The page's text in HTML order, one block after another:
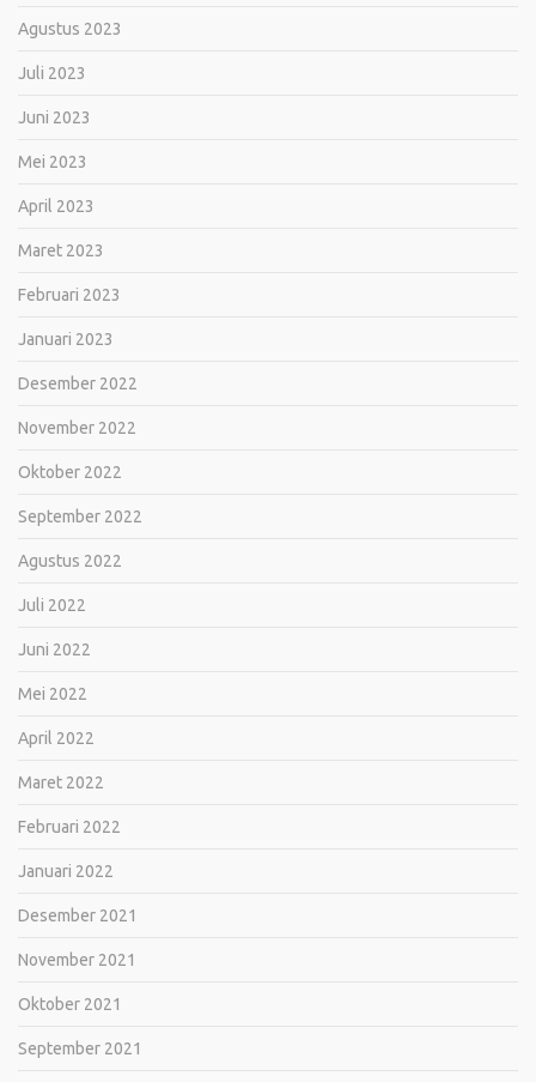
Agustus 2023
Juli 2023
Juni 2023
Mei 2023
April 2023
Maret 2023
Februari 2023
Januari 2023
Desember 2022
November 2022
Oktober 2022
September 2022
Agustus 2022
Juli 2022
Juni 2022
Mei 2022
April 2022
Maret 2022
Februari 2022
Januari 2022
Desember 2021
November 2021
Oktober 2021
September 2021